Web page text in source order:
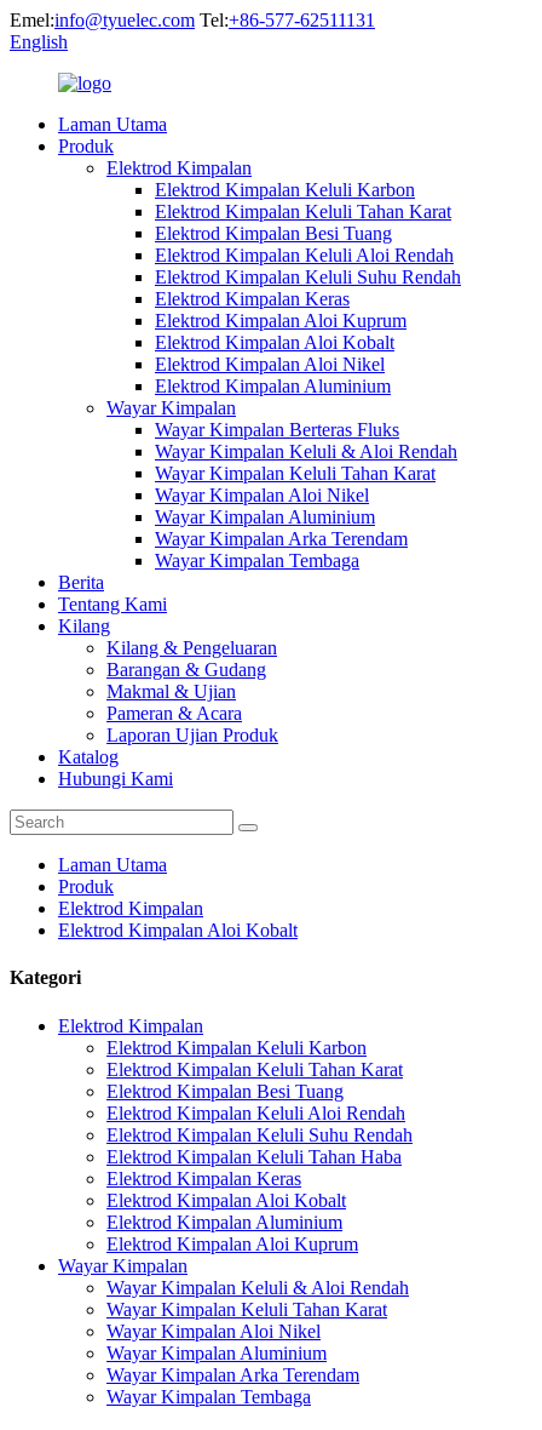
Emel:info@tyuelec.com Tel:+86-577-62511131
English
Laman Utama
Produk
Elektrod Kimpalan
Elektrod Kimpalan Keluli Karbon
Elektrod Kimpalan Keluli Tahan Karat
Elektrod Kimpalan Besi Tuang
Elektrod Kimpalan Keluli Aloi Rendah
Elektrod Kimpalan Keluli Suhu Rendah
Elektrod Kimpalan Keras
Elektrod Kimpalan Aloi Kuprum
Elektrod Kimpalan Aloi Kobalt
Elektrod Kimpalan Aloi Nikel
Elektrod Kimpalan Aluminium
Wayar Kimpalan
Wayar Kimpalan Berteras Fluks
Wayar Kimpalan Keluli & Aloi Rendah
Wayar Kimpalan Keluli Tahan Karat
Wayar Kimpalan Aloi Nikel
Wayar Kimpalan Aluminium
Wayar Kimpalan Arka Terendam
Wayar Kimpalan Tembaga
Berita
Tentang Kami
Kilang
Kilang & Pengeluaran
Barangan & Gudang
Makmal & Ujian
Pameran & Acara
Laporan Ujian Produk
Katalog
Hubungi Kami
Laman Utama
Produk
Elektrod Kimpalan
Elektrod Kimpalan Aloi Kobalt
Kategori
Elektrod Kimpalan
Elektrod Kimpalan Keluli Karbon
Elektrod Kimpalan Keluli Tahan Karat
Elektrod Kimpalan Besi Tuang
Elektrod Kimpalan Keluli Aloi Rendah
Elektrod Kimpalan Keluli Suhu Rendah
Elektrod Kimpalan Keluli Tahan Haba
Elektrod Kimpalan Keras
Elektrod Kimpalan Aloi Kobalt
Elektrod Kimpalan Aluminium
Elektrod Kimpalan Aloi Kuprum
Wayar Kimpalan
Wayar Kimpalan Keluli & Aloi Rendah
Wayar Kimpalan Keluli Tahan Karat
Wayar Kimpalan Aloi Nikel
Wayar Kimpalan Aluminium
Wayar Kimpalan Arka Terendam
Wayar Kimpalan Tembaga